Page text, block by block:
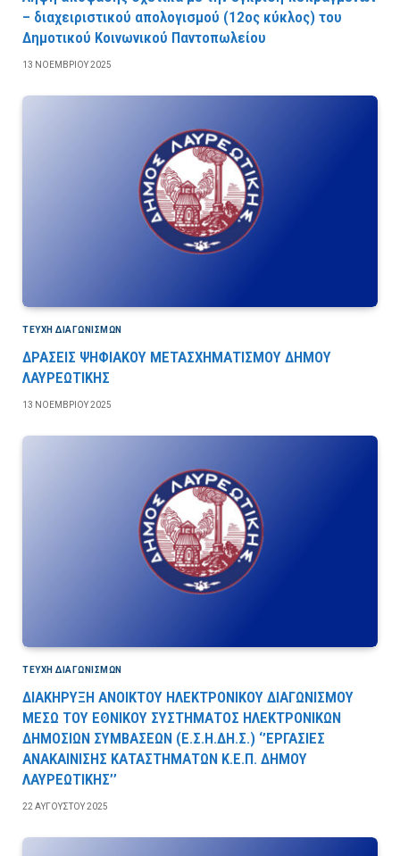
– διαχειριστικού απολογισμού (12ος κύκλος) του
Δημοτικού Κοινωνικού Παντοπωλείου
13 ΝΟΕΜΒΡΊΟΥ 2025
ΤΕΎΧΗ ΔΙΑΓΩΝΙΣΜΏΝ
ΔΡΑΣΕΙΣ ΨΗΦΙΑΚΟΥ ΜΕΤΑΣΧΗΜΑΤΙΣΜΟΥ ΔΗΜΟΥ
ΛΑΥΡΕΩΤΙΚΗΣ
13 ΝΟΕΜΒΡΊΟΥ 2025
ΤΕΎΧΗ ΔΙΑΓΩΝΙΣΜΏΝ
ΔΙΑΚΗΡΥΞΗ ΑΝΟΙΚΤΟΥ ΗΛΕΚΤΡΟΝΙΚΟΥ ΔΙΑΓΩΝΙΣΜΟΥ
ΜΕΣΩ ΤΟΥ ΕΘΝΙΚΟΥ ΣΥΣΤΗΜΑΤΟΣ ΗΛΕΚΤΡΟΝΙΚΩΝ
ΔΗΜΟΣΙΩΝ ΣΥΜΒΑΣΕΩΝ (Ε.Σ.Η.ΔΗ.Σ.) ‘’ΕΡΓΑΣΙΕΣ
ΑΝΑΚΑΙΝΙΣΗΣ ΚΑΤΑΣΤΗΜΑΤΩΝ Κ.Ε.Π. ΔΗΜΟΥ
ΛΑΥΡΕΩΤΙΚΗΣ’’
22 ΑΥΓΟΎΣΤΟΥ 2025